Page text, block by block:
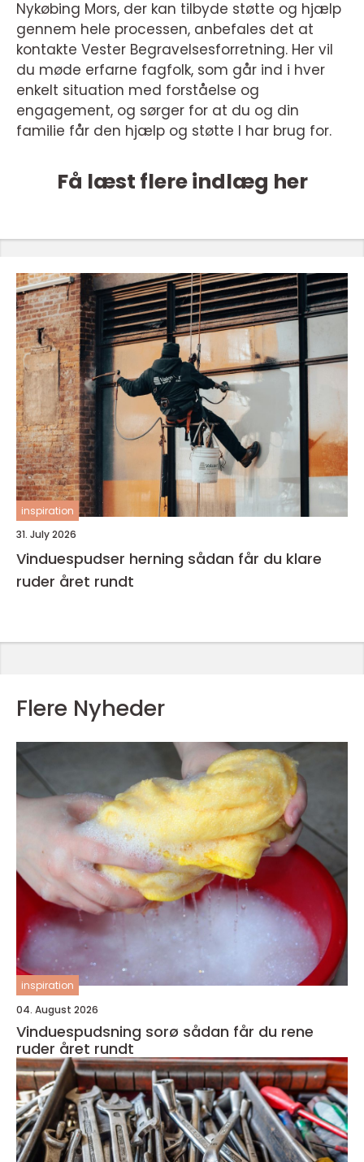
Nykøbing Mors, der kan tilbyde støtte og hjælp
gennem hele processen, anbefales det at
kontakte Vester Begravelsesforretning. Her vil
du møde erfarne fagfolk, som går ind i hver
enkelt situation med forståelse og
engagement, og sørger for at du og din
familie får den hjælp og støtte I har brug for.
Få læst flere indlæg her
inspiration
31. July 2026
Vinduespudser herning sådan får du klare
ruder året rundt
Flere Nyheder
inspiration
04. August 2026
Vinduespudsning sorø sådan får du rene
ruder året rundt